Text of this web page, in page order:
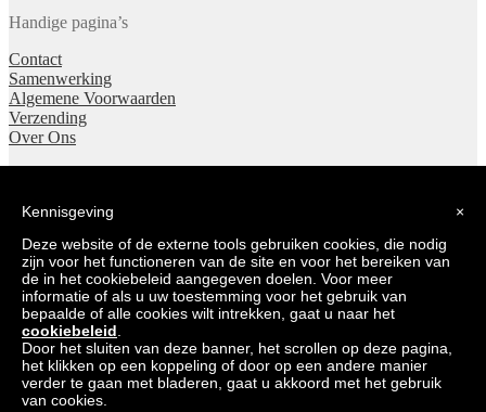
Handige pagina’s
Contact
Samenwerking
Algemene Voorwaarden
Verzending
Over Ons
Zoeken
Zoeken
naar:
Zoeken
0
You're viewing:Kinderpaleis – Beanie hond dalmatier Spencer
[Kassa only] €7,99
Toevoegen aan winkelwagen
×
Kennisgeving
Deze website of de externe tools gebruiken cookies, die nodig
zijn voor het functioneren van de site en voor het bereiken van
de in het cookiebeleid aangegeven doelen. Voor meer
informatie of als u uw toestemming voor het gebruik van
bepaalde of alle cookies wilt intrekken, gaat u naar het
cookiebeleid
Door het sluiten van deze banner, het scrollen op deze pagina,
het klikken op een koppeling of door op een andere manier
verder te gaan met bladeren, gaat u akkoord met het gebruik
van cookies.